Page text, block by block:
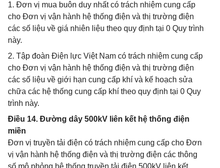
1. Đơn vị mua buôn duy nhất có trách nhiệm cung cấp
cho Đơn vị vận hành hệ thống điện và thị trường điện
các số liệu về giá nhiên liệu theo quy định tại 0 Quy trình
này.
2. Tập đoàn Điện lực Việt Nam có trách nhiệm cung cấp
cho Đơn vị vận hành hệ thống điện và thị trường điện
các số liệu về giới hạn cung cấp khí và kế hoạch sửa
chữa các hệ thống cung cấp khí theo quy định tại 0 Quy
trình này.
Điều 14. Đường dây 500kV liên kết hệ thống điện
miền
Đơn vị truyền tải điện có trách nhiệm cung cấp cho Đơn
vị vận hành hệ thống điện và thị trường điện các thông